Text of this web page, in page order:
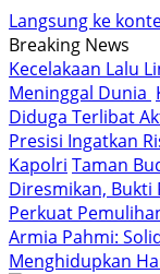
Langsung ke
Breaking News
Kecelakaan Lalu
Meninggal Dunia
Diduga Terlibat
Presisi Ingatkan
Kapolri Taman
Diresmikan, Bukti
Perkuat
Armia Pahmi:
Menghidupkan